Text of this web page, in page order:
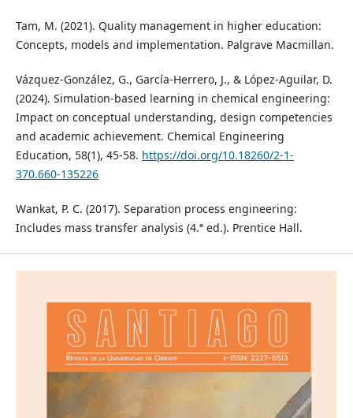
Tam, M. (2021). Quality management in higher education:
Concepts, models and implementation. Palgrave Macmillan.
Vázquez-González, G., García-Herrero, J., & López-Aguilar, D.
(2024). Simulation-based learning in chemical engineering:
Impact on conceptual understanding, design competencies
and academic achievement. Chemical Engineering
Education, 58(1), 45-58. https://doi.org/10.18260/2-1-
370.660-135226
Wankat, P. C. (2017). Separation process engineering:
Includes mass transfer analysis (4.ª ed.). Prentice Hall.